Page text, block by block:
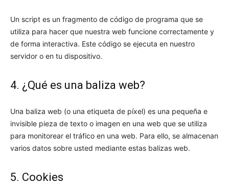
Un script es un fragmento de código de programa que se
utiliza para hacer que nuestra web funcione correctamente y
de forma interactiva. Este código se ejecuta en nuestro
servidor o en tu dispositivo.
4. ¿Qué es una baliza web?
Una baliza web (o una etiqueta de píxel) es una pequeña e
invisible pieza de texto o imagen en una web que se utiliza
para monitorear el tráfico en una web. Para ello, se almacenan
varios datos sobre usted mediante estas balizas web.
5. Cookies